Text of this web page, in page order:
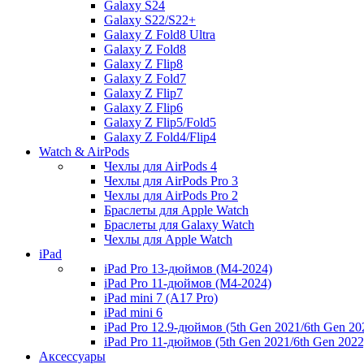
Galaxy S24
Galaxy S22/S22+
Galaxy Z Fold8 Ultra
Galaxy Z Fold8
Galaxy Z Flip8
Galaxy Z Fold7
Galaxy Z Flip7
Galaxy Z Flip6
Galaxy Z Flip5/Fold5
Galaxy Z Fold4/Flip4
Watch & AirPods
Чехлы для AirPods 4
Чехлы для AirPods Pro 3
Чехлы для AirPods Pro 2
Браслеты для Apple Watch
Браслеты для Galaxy Watch
Чехлы для Apple Watch
iPad
iPad Pro 13-дюймов (M4-2024)
iPad Pro 11-дюймов (M4-2024)
iPad mini 7 (A17 Pro)
iPad mini 6
iPad Pro 12.9-дюймов (5th Gen 2021/6th Gen
iPad Pro 11-дюймов (5th Gen 2021/6th Gen
Аксессуары